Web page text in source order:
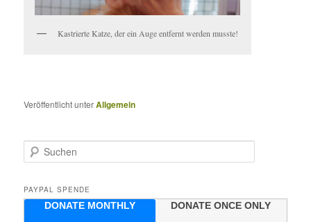
Kastrierte Katze, der ein Auge entfernt werden musste!
Veröffentlicht unterAllgemein
u
h
e
PAYPAL SPENDE
DONATE MONTHLY DONATE ONCE ONLY